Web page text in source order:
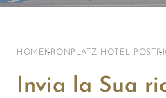
HOME KRONPLATZ HOTEL POST
Invia la Sua